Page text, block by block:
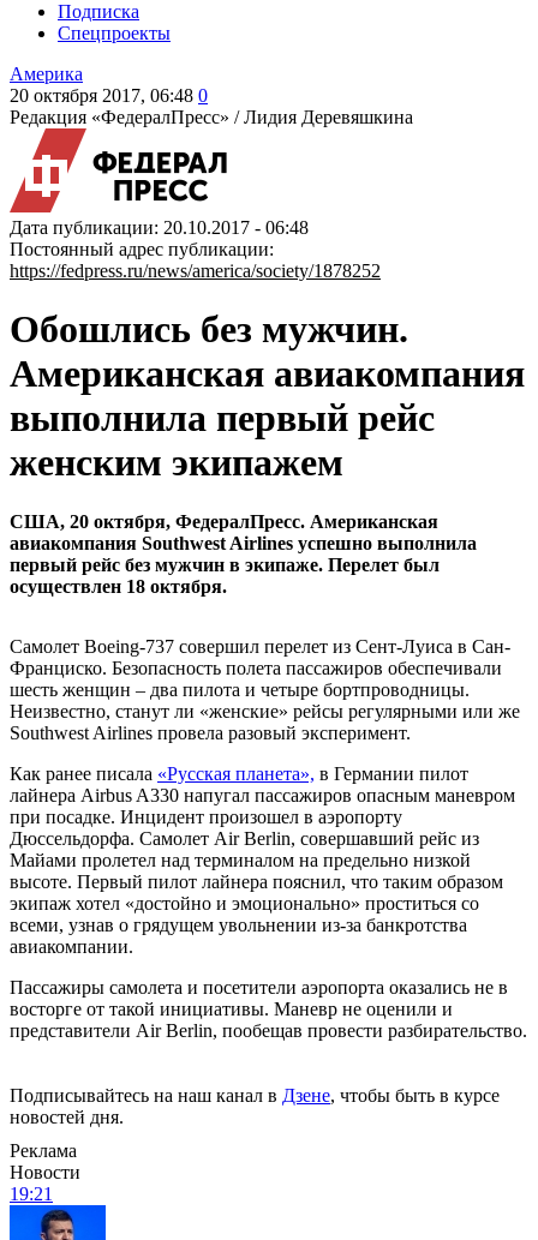
Подписка
Спецпроекты
Америка
20 октября 2017, 06:48 0
Редакция «ФедералПресс» /Лидия Деревяшкина
Дата публикации: 20.10.2017 - 06:48
Постоянный адрес публикации:
https://fedpress.ru/news/america/society/1878252
Обошлись без мужчин.
Американская авиакомпания
выполнила первый рейс
женским экипажем
США, 20 октября, ФедералПресс. Американская
авиакомпания Southwest Airlines успешно выполнила
первый рейс без мужчин в экипаже. Перелет был
осуществлен 18 октября.
Самолет Boeing-737 совершил перелет из Сент-Луиса в Сан-
Франциско. Безопасность полета пассажиров обеспечивали
шесть женщин – два пилота и четыре бортпроводницы.
Неизвестно, станут ли «женские» рейсы регулярными или же
Southwest Airlines провела разовый эксперимент.
Как ранее писала «Русская планета», в Германии пилот
лайнера Airbus A330 напугал пассажиров опасным маневром
при посадке. Инцидент произошел в аэропорту
Дюссельдорфа. Самолет Air Berlin, совершавший рейс из
Майами пролетел над терминалом на предельно низкой
высоте. Первый пилот лайнера пояснил, что таким образом
экипаж хотел «достойно и эмоционально» проститься со
всеми, узнав о грядущем увольнении из-за банкротства
авиакомпании.
Пассажиры самолета и посетители аэропорта оказались не в
восторге от такой инициативы. Маневр не оценили и
представители Air Berlin, пообещав провести разбирательство.
Подписывайтесь на наш канал в Дзене, чтобы быть в курсе
новостей дня.
Реклама
Новости
19:21